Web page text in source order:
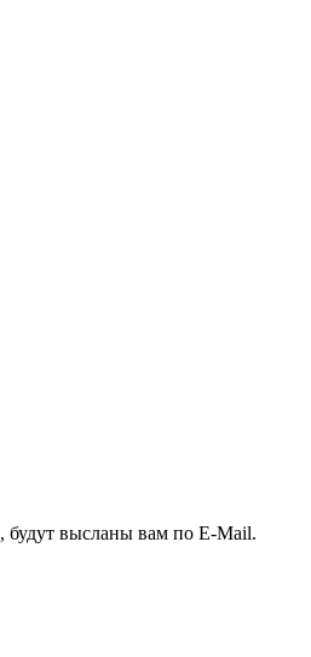
будут высланы вам по E-Mail.